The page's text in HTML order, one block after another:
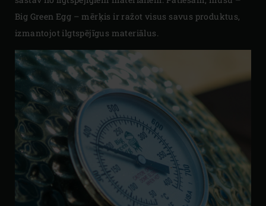
Big Green Egg – mērķis ir ražot visus savus produktus,
izmantojot ilgtspējīgus materiālus.